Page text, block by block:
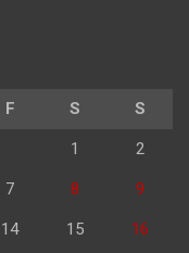
F S S
1 2
7 8 9
14 15 16